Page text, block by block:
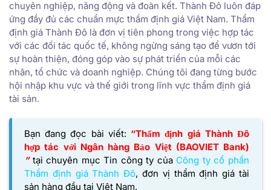
chuyên nghiệp, năng động và đoàn kết. Thành Đô luôn đáp
ứng đầy đủ các chuẩn mực thẩm định giá Việt Nam. Thẩm
định giá Thành Đô là đơn vị tiên phong trong việc hợp tác
với các đối tác quốc tế, không ngừng sáng tạo để vươn tới
sự hoàn thiện, đóng góp vào sự phát triển của mỗi các
nhân, tổ chức và doanh nghiệp. Chúng tôi đang từng bước
hội nhập khu vực và thế giới trong lĩnh vực thẩm định giá
tài sản.
Bạn đang đọc bài viết: “Thẩm định giá Thành Đô
hợp tác với Ngân hàng Bảo Việt (BAOVIET Bank)
” tại chuyên mục Tin công ty của Công ty cổ phần
Thẩm định giá Thành Đô, đơn vị thẩm định giá tài
sản hàng đầu tại Việt Nam.